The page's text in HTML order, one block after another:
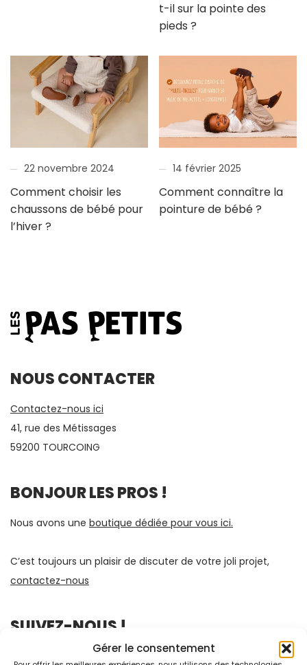
Gérer le consentement
t-il sur la pointe des
pieds ?
22 novembre 2024
Comment choisir les
chaussons de bébé pour
l’hiver ?
14 février 2025
Comment connaître la
pointure de bébé ?
NOUS CONTACTER
Contactez-nous ici
41, rue des Métissages
59200 TOURCOING
BONJOUR LES PROS !
Nous avons une boutique dédiée pour vous ici.
C’est toujours un plaisir de discuter de votre joli projet,
contactez-nous
SUIVEZ-NOUS !